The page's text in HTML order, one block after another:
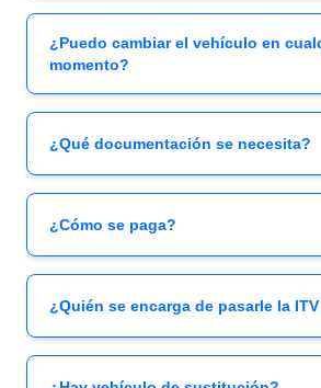
¿Puedo cambiar el vehículo en
momento?
¿Qué documentación se necesita?
¿Cómo se paga?
¿Quién se encarga de pasarle la